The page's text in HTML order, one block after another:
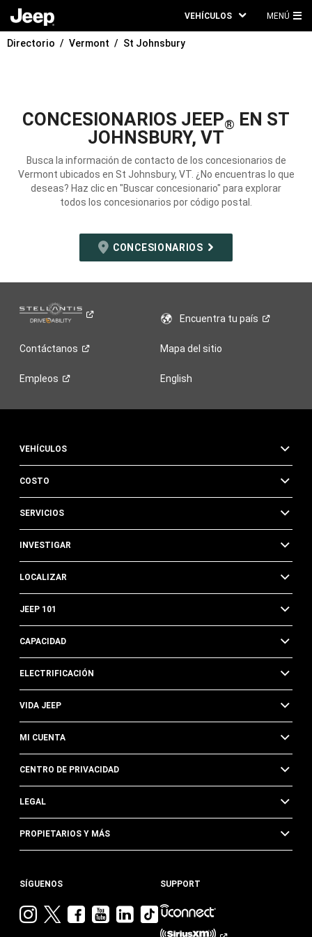
VEHÍCULOS MENÚ
Directorio Vermont St Johnsbury
CONCESIONARIOS JEEP® EN ST
JOHNSBURY, VT
Busca la información de contacto de los concesionarios de
Vermont ubicados en St Johnsbury, VT. ¿No encuentras lo que
deseas? Haz clic en "Buscar concesionario" para explorar
todos los concesionarios por código postal.
CONCESIONARIOS
Encuentra tupaís
Contáctanos Mapa del sitio
Empleos English
VEHÍCULOS
COSTO
SERVICIOS
INVESTIGAR
LOCALIZAR
JEEP 101
CAPACIDAD
ELECTRIFICACIÓN
VIDA JEEP
MI CUENTA
CENTRO DE PRIVACIDAD
LEGAL
PROPIETARIOS Y MÁS
SÍGUENOS
VisitaVisitaVisitaVisitaVisita
Jeep
Visita
Jeep
SUPPORT